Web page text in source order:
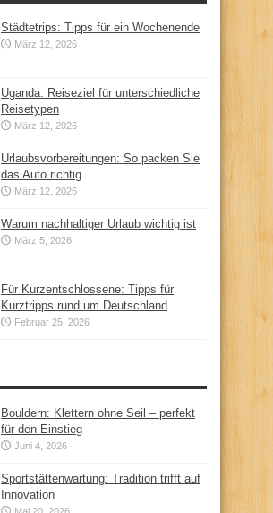
Städtetrips: Tipps für ein Wochenende
März 12, 2026
Uganda: Reiseziel für unterschiedliche
Reisetypen
März 12, 2026
Urlaubsvorbereitungen: So packen Sie
das Auto richtig
März 12, 2026
Warum nachhaltiger Urlaub wichtig ist
März 5, 2026
Für Kurzentschlossene: Tipps für
Kurztripps rund um Deutschland
Februar 25, 2026
Bouldern: Klettern ohne Seil – perfekt
für den Einstieg
Juni 4, 2026
Sportstättenwartung: Tradition trifft auf
Innovation
Mai 20, 2026